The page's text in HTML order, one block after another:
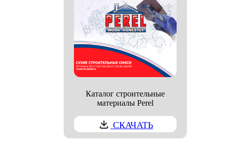
Каталог строительные
материалы Perel
СКАЧАТЬ